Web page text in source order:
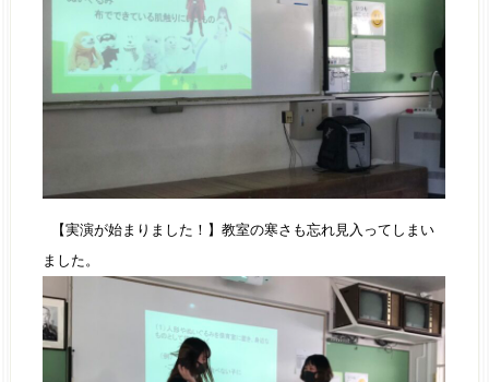
【実演が始まりました！】教室の寒さも忘れ見入ってしまい
ました。